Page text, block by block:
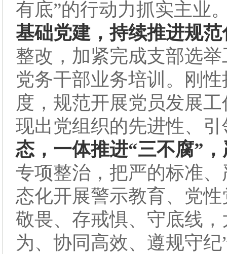
有底”的行动力抓实主业
基础党建，持续推进规
整改，加紧完成支部选
党务干部业务培训。刚
度，规范开展党员发展
现出党组织的先进性、引
态，一体推进“三不腐”
专项整治，把严的标准
态化开展警示教育、党
敬畏、存戒惧、守底线
为、协同高效、遵规守